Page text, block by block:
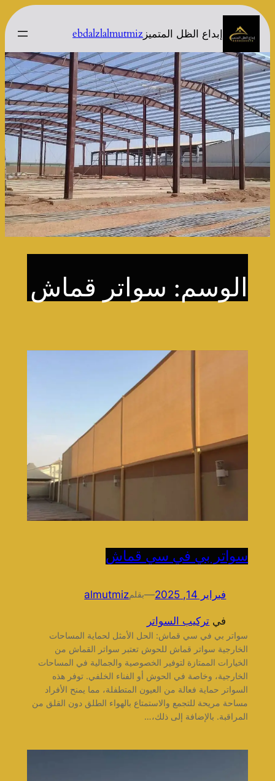
تخطى
إلى
المحتوى
إبداع الظل المتميز ebdalzlalmutmiz
الوسم: سواتر قماش
سواتر بي في سي قماش
فبراير 14, 2025 —بقلمalmutmiz
في تركيب السواتر
سواتر بي في سي قماش: الحل الأمثل لحماية المساحات
الخارجية سواتر قماش للحوش تعتبر سواتر القماش من
الخيارات الممتازة لتوفير الخصوصية والجمالية في المساحات
الخارجية، وخاصة في الحوش أو الفناء الخلفي. توفر هذه
السواتر حماية فعالة من العيون المتطفلة، مما يمنح الأفراد
مساحة مريحة للتجمع والاستمتاع بالهواء الطلق دون القلق من
المراقبة. بالإضافة إلى ذلك،…